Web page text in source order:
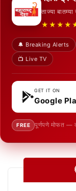
ताज्या
🔔 Breaking Alerts
📺 Live TV
GET IT ON
Google
FREE पूर्णपणे मोफत —